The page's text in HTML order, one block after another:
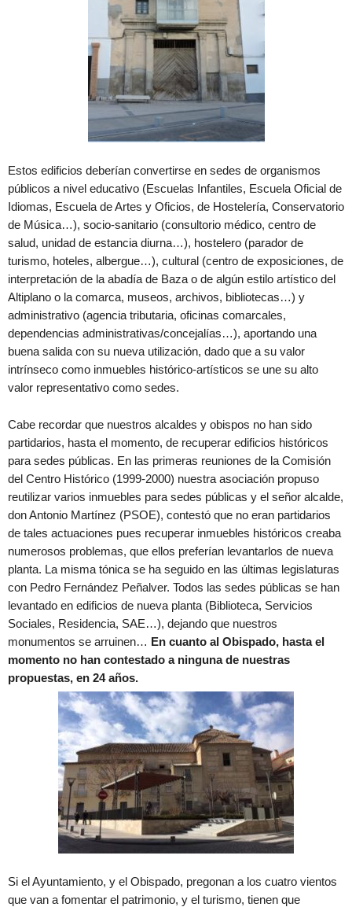
Estos edificios deberían convertirse en sedes de organismos
públicos a nivel educativo (Escuelas Infantiles, Escuela Oficial de
Idiomas, Escuela de Artes y Oficios, de Hostelería, Conservatorio
de Música…), socio-sanitario (consultorio médico, centro de
salud, unidad de estancia diurna…), hostelero (parador de
turismo, hoteles, albergue…), cultural (centro de exposiciones, de
interpretación de la abadía de Baza o de algún estilo artístico del
Altiplano o la comarca, museos, archivos, bibliotecas…) y
administrativo (agencia tributaria, oficinas comarcales,
dependencias administrativas/concejalías…), aportando una
buena salida con su nueva utilización, dado que a su valor
intrínseco como inmuebles histórico-artísticos se une su alto
valor representativo como sedes.
Cabe recordar que nuestros alcaldes y obispos no han sido
partidarios, hasta el momento, de recuperar edificios históricos
para sedes públicas. En las primeras reuniones de la Comisión
del Centro Histórico (1999-2000) nuestra asociación propuso
reutilizar varios inmuebles para sedes públicas y el señor alcalde,
don Antonio Martínez (PSOE), contestó que no eran partidarios
de tales actuaciones pues recuperar inmuebles históricos creaba
numerosos problemas, que ellos preferían levantarlos de nueva
planta. La misma tónica se ha seguido en las últimas legislaturas
con Pedro Fernández Peñalver. Todos las sedes públicas se han
levantado en edificios de nueva planta (Biblioteca, Servicios
Sociales, Residencia, SAE…), dejando que nuestros
monumentos se arruinen… En cuanto al Obispado, hasta el
momento no han contestado a ninguna de nuestras
propuestas, en 24 años.
Si el Ayuntamiento, y el Obispado, pregonan a los cuatro vientos
que van a fomentar el patrimonio, y el turismo, tienen que